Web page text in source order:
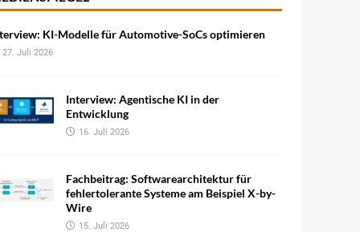
KI-Modelle für Automotive-SoCs optimieren
27. Juli 2026
Interview: Agentische KI in der
Entwicklung
16. Juli 2026
Fachbeitrag: Softwarearchitektur für
fehlertolerante Systeme am Beispiel X-by-
Wire
15. Juli 2026